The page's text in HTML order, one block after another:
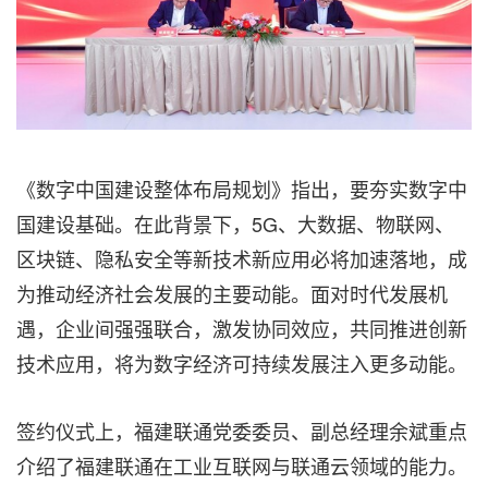
《数字中国建设整体布局规划》指出，要夯实数字中
国建设基础。在此背景下，5G、大数据、物联网、
区块链、隐私安全等新技术新应用必将加速落地，成
为推动经济社会发展的主要动能。面对时代发展机
遇，企业间强强联合，激发协同效应，共同推进创新
技术应用，将为数字经济可持续发展注入更多动能。
签约仪式上，福建联通党委委员、副总经理余斌重点
介绍了福建联通在工业互联网与联通云领域的能力。